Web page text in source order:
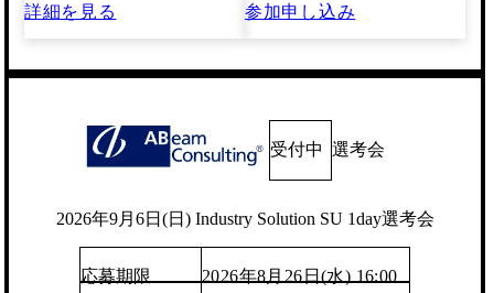
詳細を見る
参加申し込み
受付中 選考会
2026年9月6日(日) Industry Solution SU 1day選考会
応募期限
2026年8月26日(水) 16:00